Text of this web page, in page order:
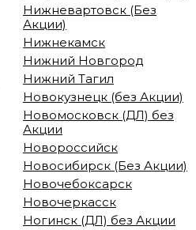
Нижневартовск (Без
Акции)
Нижнекамск
Нижний Новгород
Нижний Тагил
Новокузнецк (без Акции)
Новомосковск (ДЛ) без
Акции
Новороссийск
Новосибирск (Без Акции)
Новочебоксарск
Новочеркасск
Ногинск (ДЛ) без Акции